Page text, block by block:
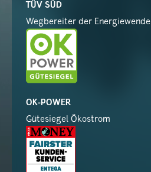
TÜV SÜD
Wegbereiter der Energiewende
OK-POWER
Gütesiegel Ökostrom